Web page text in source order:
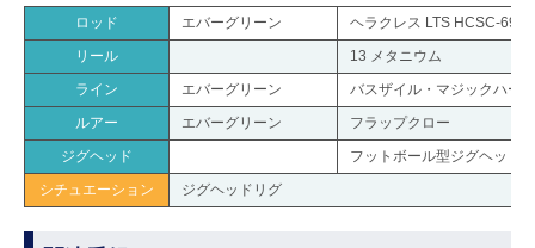
ロッド エバーグリーン
ヘラクレス LTS HCSC-69H-
リール
13 メタニウム
ライン
エバーグリーン
バスザイル・マジックハー
ルアー
エバーグリーン
フラップクロー
ジグヘッド
フットボール型ジグヘッド
シチュエーション
ジグヘッドリグ